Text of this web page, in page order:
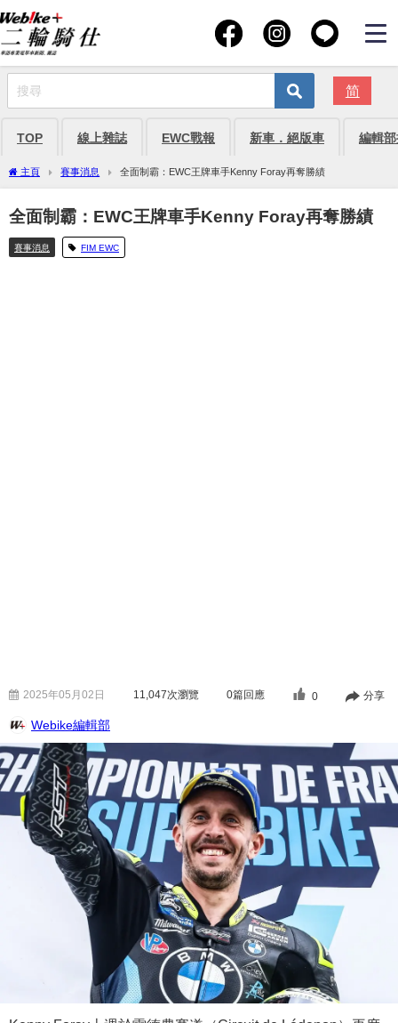
简
TOP 線上雜誌 EWC戰報 新車．絕版車 編輯
主頁 賽事消息 全面制霸：EWC王牌車手Kenny Foray再奪勝績
全面制霸：EWC王牌車手Kenny Foray再奪勝績
賽事消息 FIM EWC
2025年05月02日 11,047次瀏覽 0篇回應 0 分享
Webike編輯部